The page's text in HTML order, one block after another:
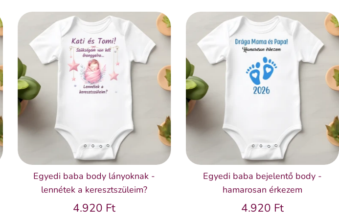
Egyedi baba body lányoknak -
lennétek a keresztszüleim?
4.920 Ft
Egyedi baba bejelentő body -
hamarosan érkezem
4.920 Ft